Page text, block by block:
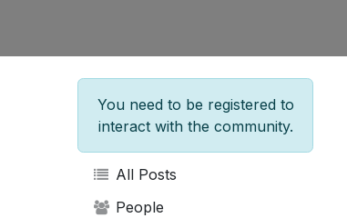
You need to be registered to
interact with the community.
All Posts
People